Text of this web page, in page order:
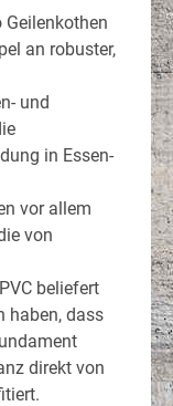
Geilenkothen
an robuster,
und
in Essen-
vor allem
von
beliefert
haben, dass
direkt von